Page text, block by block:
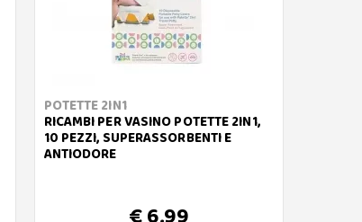
POTETTE 2IN1
RICAMBI PER VASINO POTETTE 2IN1,
10 PEZZI, SUPERASSORBENTI E
ANTIODORE